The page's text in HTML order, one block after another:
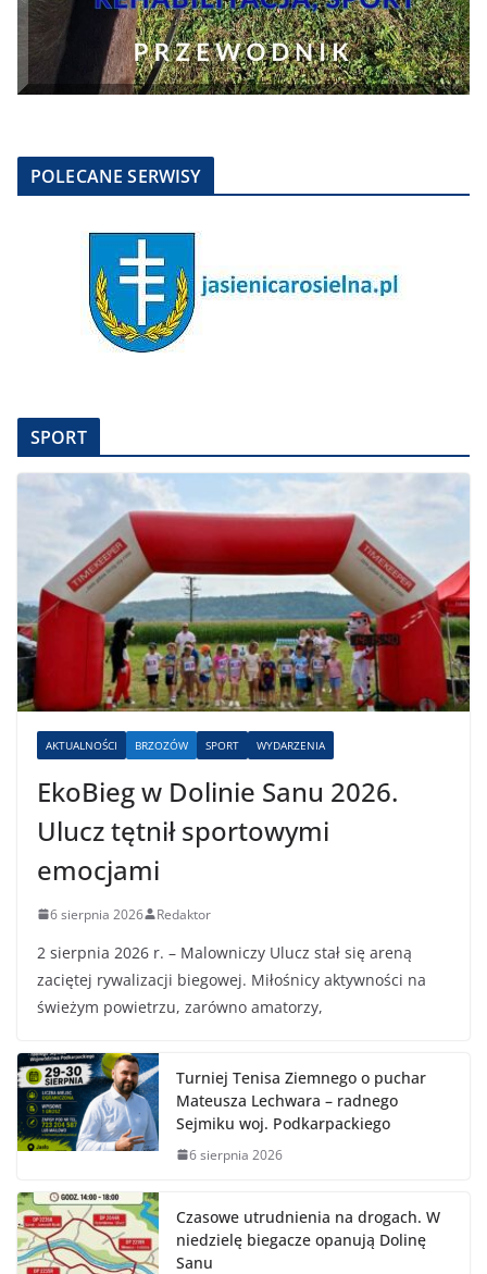
POLECANE SERWISY
SPORT
AKTUALNOŚCI BRZOZÓW SPORT WYDARZENIA
EkoBieg w Dolinie Sanu 2026.
Ulucz tętnił sportowymi
emocjami
6 sierpnia 2026 Redaktor
2 sierpnia 2026 r. – Malowniczy Ulucz stał się areną
zaciętej rywalizacji biegowej. Miłośnicy aktywności na
świeżym powietrzu, zarówno amatorzy,
Turniej Tenisa Ziemnego o puchar
Mateusza Lechwara – radnego
Sejmiku woj. Podkarpackiego
6 sierpnia 2026
Czasowe utrudnienia na drogach. W
niedzielę biegacze opanują Dolinę
Sanu